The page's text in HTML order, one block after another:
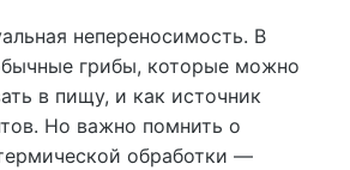
непереносимость. В
грибы, которые можно
в пищу, и как источник
Но важно помнить о
обработки —